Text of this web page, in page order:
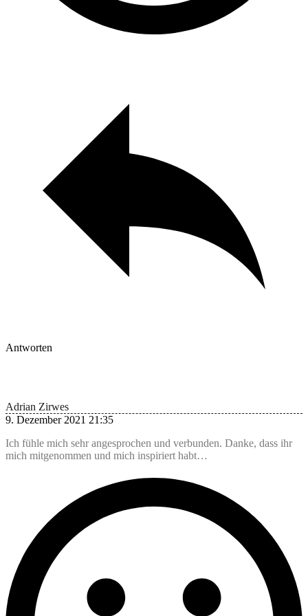
Antworten
Adrian Zirwes
9. Dezember 2021 21:35
Ich fühle mich sehr angesprochen und verbunden. Danke, dass ihr
mich mitgenommen und mich inspiriert habt…